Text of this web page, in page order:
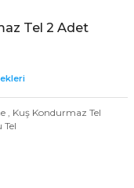
Tel 2 Adet
Kuş Kondurmaz Tel
Tel